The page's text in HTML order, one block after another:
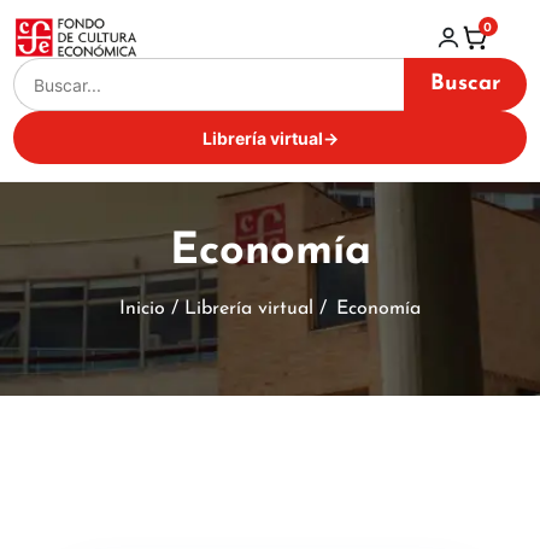
Buscar
Librería virtual→
0
Economía
Inicio / Librería virtual / Economía